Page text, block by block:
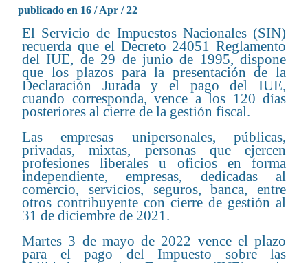
publicado en 16 / Apr / 22
El Servicio de Impuestos Nacionales (SIN)
recuerda que el Decreto 24051 Reglamento
del IUE, de 29 de junio de 1995, dispone
que los plazos para la presentación de la
Declaración Jurada y el pago del IUE,
cuando corresponda, vence a los 120 días
posteriores al cierre de la gestión fiscal.
Las empresas unipersonales, públicas,
privadas, mixtas, personas que ejercen
profesiones liberales u oficios en forma
independiente, empresas, dedicadas al
comercio, servicios, seguros, banca, entre
otros contribuyente con cierre de gestión al
31 de diciembre de 2021.
Martes 3 de mayo de 2022 vence el plazo
para el pago del Impuesto sobre las